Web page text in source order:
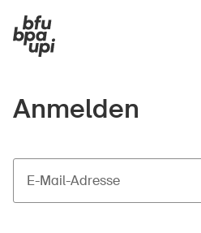
Anmelden
E-Mail-Adresse